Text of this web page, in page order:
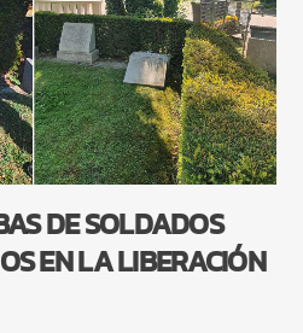
DE SOLDADOS
EN LA LIBERACIÓN